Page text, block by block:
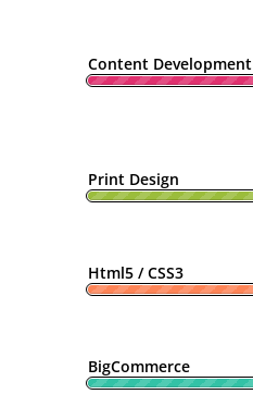
Content Development
Print Design
Html5 / CSS3
BigCommerce